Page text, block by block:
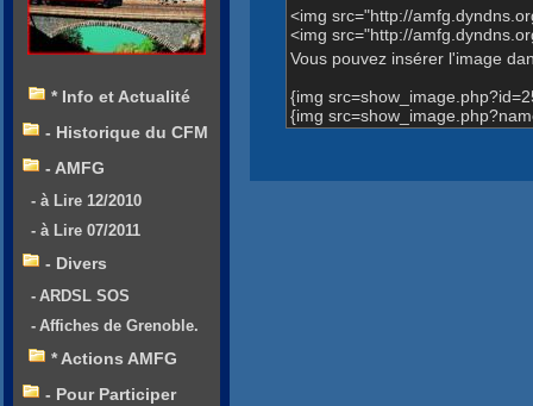
<img src="http://
<img src="http://
Vous pouvez insérer l'image
{img
{img
* Info et Actualité
- Historique du CFM
- AMFG
- à Lire 12/2010
- à Lire 07/2011
- Divers
- ARDSL SOS
- Affiches de Grenoble.
* Actions AMFG
- Pour Participer